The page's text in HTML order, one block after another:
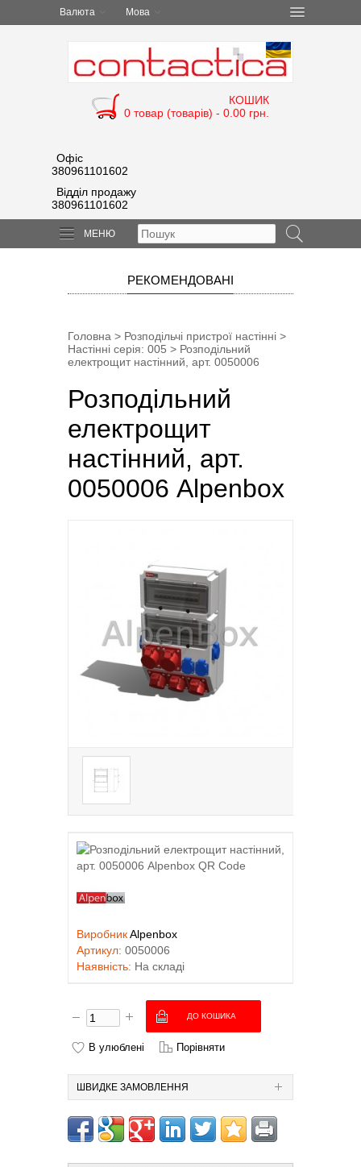
Валюта Мова
КОШИК
0 товар (товарів) - 0.00 грн.
Офіс
380961101602
Відділ продажу
380961101602
МЕНЮ
РЕКОМЕНДОВАНІ
Головна > Розподільчі пристрої настінні >
Настінні серія: 005 > Розподільний
електрощит настінний, арт. 0050006
Розподільний
електрощит
настінний, арт.
0050006 Alpenbox
ВиробникAlpenbox
Артикул: 0050006
Наявність: На складі
В улюблені Порівняти
ШВИДКЕ ЗАМОВЛЕННЯ